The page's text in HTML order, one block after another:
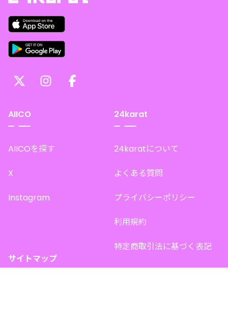
AIICO
AIICOを探す
X
Instagram
24karat
24karatについて
よくある質問
プライバシーポリシー
利用規約
特定商取引法に基づく表記
サイトマップ